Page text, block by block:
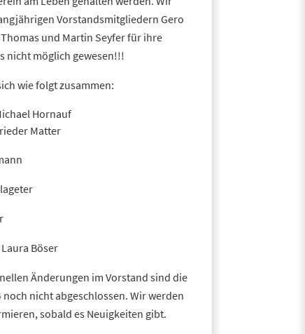
Vorstandsmitgliedern Gero
und Martin Seyfer für ihre
nicht möglich gewesen!!!
wie folgt zusammen:
Hornauf
Matter
Böser
Änderungen im Vorstand sind die
nicht abgeschlossen. Wir werden
sobald es Neuigkeiten gibt.